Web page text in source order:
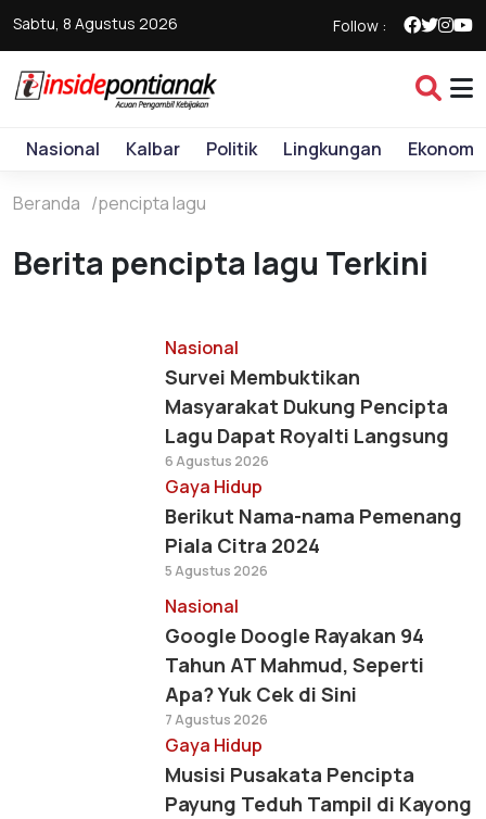
Sabtu, 8 Agustus 2026 Follow :
Nasional Kalbar Politik Lingkungan Ekonomi
Beranda pencipta lagu
Berita pencipta lagu Terkini
Nasional
Survei Membuktikan
Masyarakat Dukung Pencipta
Lagu Dapat Royalti Langsung
6 Agustus 2026
Gaya Hidup
Berikut Nama-nama Pemenang
Piala Citra 2024
5 Agustus 2026
Nasional
Google Doogle Rayakan 94
Tahun AT Mahmud, Seperti
Apa? Yuk Cek di Sini
7 Agustus 2026
Gaya Hidup
Musisi Pusakata Pencipta
Payung Teduh Tampil di Kayong